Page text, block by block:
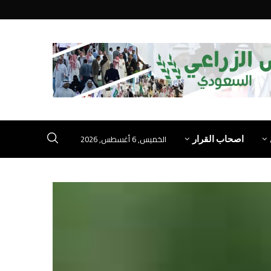
اصحاب القرار الخميس, 6 أغسطس, 2026